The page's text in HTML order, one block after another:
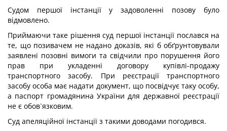
Судом першої інстанції у задоволенні позову було
відмовлено.
Приймаючи таке рішення суд першої інстанції послався на
те, що позивачем не надано доказів, які б обґрунтовували
заявлені позовні вимоги та свідчили про порушення його
прав при укладенні договору купівлі-продажу
транспортного засобу. При реєстрації транспортного
засобу особа має надати документ, що посвідчує таку особу,
а паспорт громадянина України для державної реєстрації
не є обов`язковим.
Суд апеляційної інстанції з такими доводами погодився.